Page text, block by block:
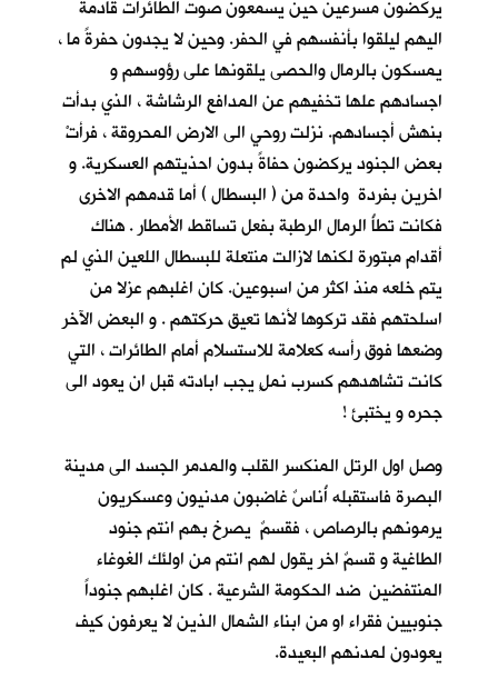
يركضون مسرعين حين يسمعون صوت الطائرات قادمة
اليهم ليلقوا بأنفسهم في الحفر. وحين لا يجدون حفرةً ما ،
يمسكون بالرمال والحصى يلقونها على رؤوسهم و
اجسادهم علها تخفيهم عن المدافع الرشاشة ، الذي بدأت
بنهش أجسادهم. نزلت روحي الى الارض المحروقة ، فرأتْ
بعض الجنود يركضون حفاةً بدون احذيتهم العسكرية. و
اخرين بفردة واحدة من ( البسطال ) أما قدمهم الاخرى
فكانت تطأُ الرمال الرطبة بفعل تساقط الأمطار . هناك
أقدام مبتورة لكنها لازالت منتعلة للبسطال اللعين الذي لم
يتم خلعه منذ اكثر من اسبوعين. كان اغلبهم عزلا من
اسلحتهم فقد تركوها لأنها تعيق حركتهم . و البعض الآخر
وضعها فوق رأسه كعلامة للاستسلام أمام الطائرات ، التي
كانت تشاهدهم كسرب نملٍ يجب ابادته قبل ان يعود الى
جحره و يختبئ !
وصل اول الرتل المنكسر القلب والمدمر الجسد الى مدينة
البصرة فاستقبله أُناسٌ غاضبون مدنيون وعسكريون
يرمونهم بالرصاص ، فقسمٌ يصرخ بهم انتم جنود
الطاغية و قسمٌ اخر يقول لهم انتم من اولئك الغوغاء
المنتفضين ضد الحكومة الشرعية . كان اغلبهم جنوداً
جنوبيين فقراء او من ابناء الشمال الذين لا يعرفون كيف
يعودون لمدنهم البعيدة.